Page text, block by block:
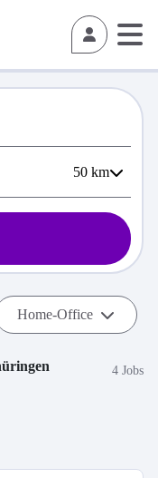
50 km
Home-Office
4 Jobs